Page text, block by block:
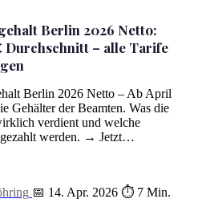
3.860 € Durchschnitt – alle
Berlin 2026 Netto:
Durchschnitt – alle Tarife
Berlin 2026 Netto – Ab April
Gehälter der Beamten. Was die
verdient und welche
werden. → Jetzt…
📅 14. Apr. 2026 ⏱ 7 Min.